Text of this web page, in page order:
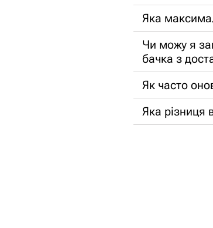
Яка
Чи можу я
бачка з
Як часто
Яка різниця